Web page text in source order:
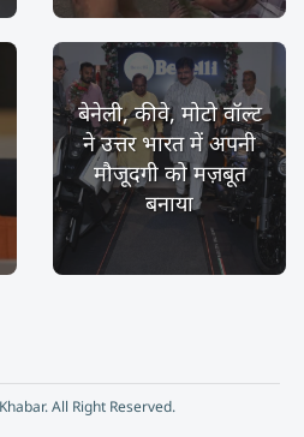
बेनेली, कीवे, मोटो वॉल्ट
ने उत्तर भारत में अपनी
मौजूदगी को मज़बूत
बनाया
All Right Reserved.